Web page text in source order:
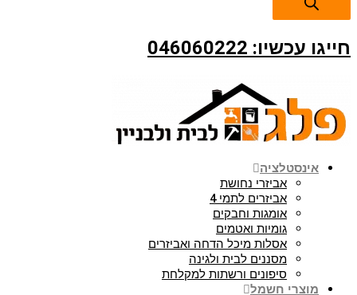
חייגו עכשיו: 046060222
אינסטלציה
אביזרי נחושת
אביזרים לתמי 4
אומגות וחבקים
גומיות ואטמים
אסלות מיכל הדחה ואביזרים
מסננים לבית ולגינה
סיפונים ורשתות למקלחת
מוצרי חשמל